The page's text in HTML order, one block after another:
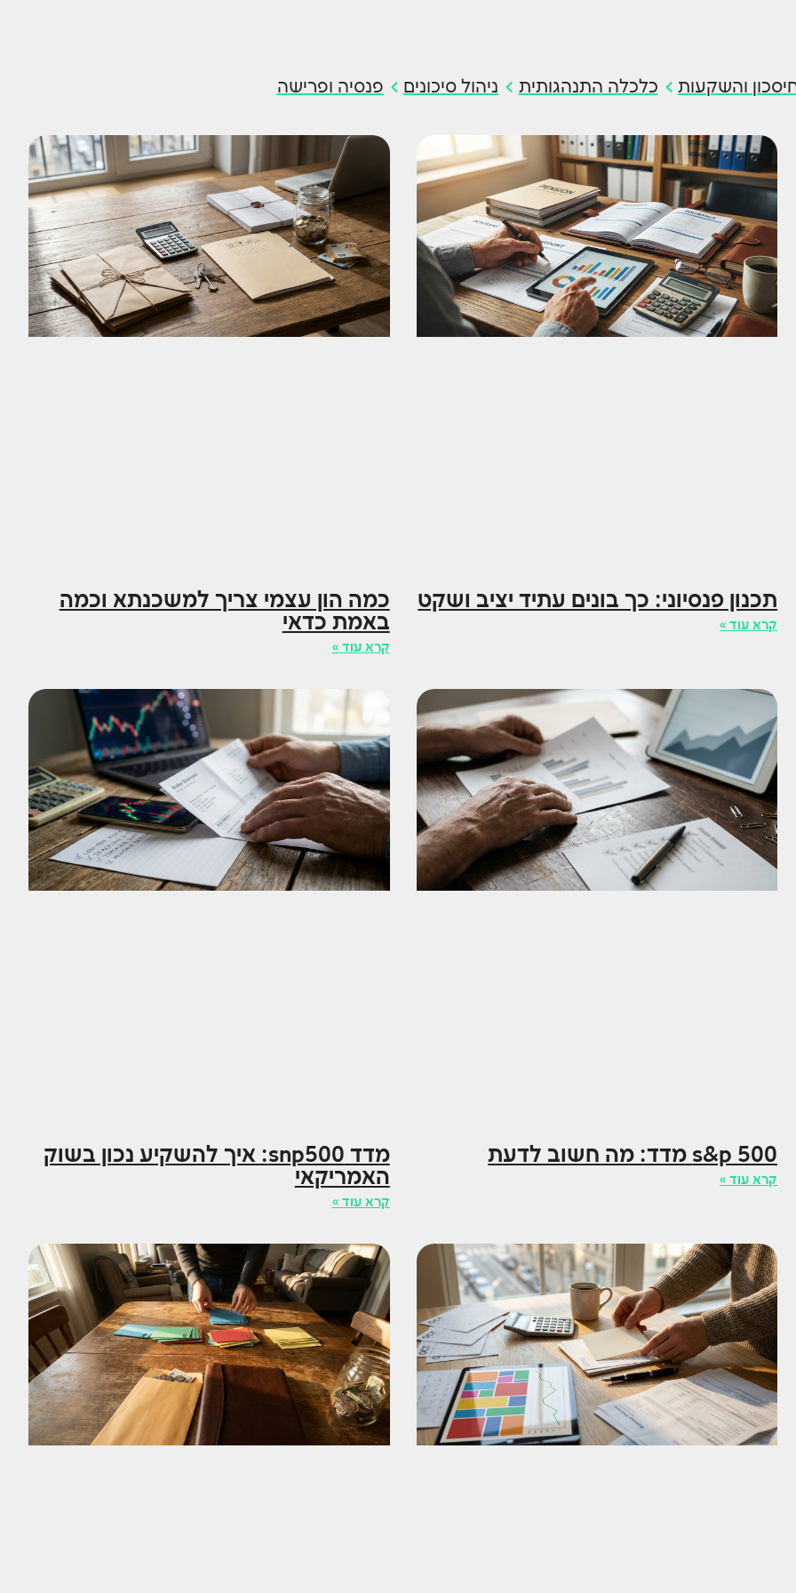
תכנון פנסיוני: כך בונים עתיד יציב ושקט
קרא עוד »
כמה הון עצמי צריך למשכנתא וכמה
באמת כדאי
קרא עוד »
s&p 500 מדד: מה חשוב לדעת
קרא עוד »
מדד snp500: איך להשקיע נכון בשוק
האמריקאי
קרא עוד »
והשקעות כלכלה התנהגותית ניהול סיכונים פנסיה ופרישה